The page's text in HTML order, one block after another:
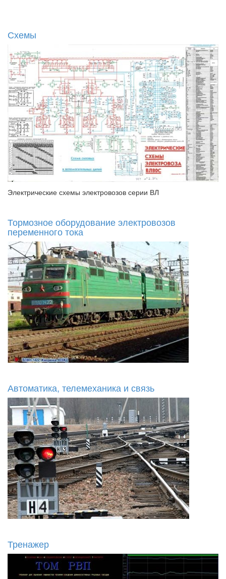
Схемы
Электрические схемы электровозов серии ВЛ
Тормозное оборудование электровозов
переменного тока
Автоматика, телемеханика и связь
Тренажер